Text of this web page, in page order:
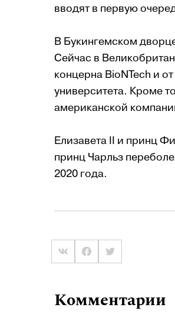
вводят в первую
В Букингемском
Сейчас в
концерна BioNTech и
университета. Кроме
американской
Елизавета II и принц
принц Чарльз
2020 года.
Комментарии